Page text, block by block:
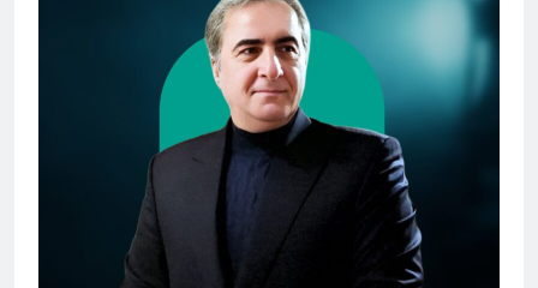
وعمليات النهب
الشهادة عند الأشوريين ودور الشهيد في
صناعة التاريخ